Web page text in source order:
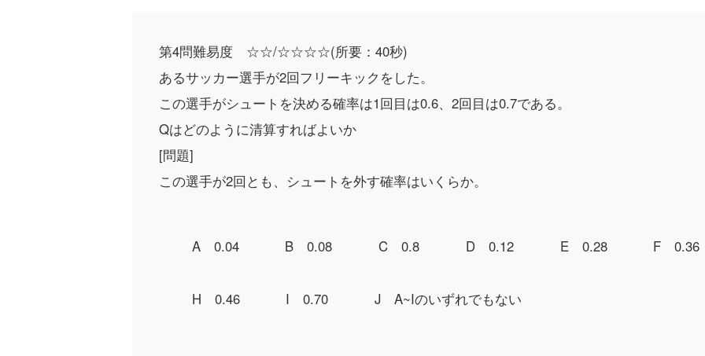
第4問難易度 ☆☆/☆☆☆☆(所要：40秒)
あるサッカー選手が2回フリーキックをした。
この選手がシュートを決める確率は1回目は0.6、2回目は0.7である。
Qはどのように清算すればよいか
[問題]
この選手が2回とも、シュートを外す確率はいくらか。
A 0.04 B 0.08 C 0.8 D 0.12 E 0.28 F 0.36
H 0.46 I 0.70 J A~Iのいずれでもない